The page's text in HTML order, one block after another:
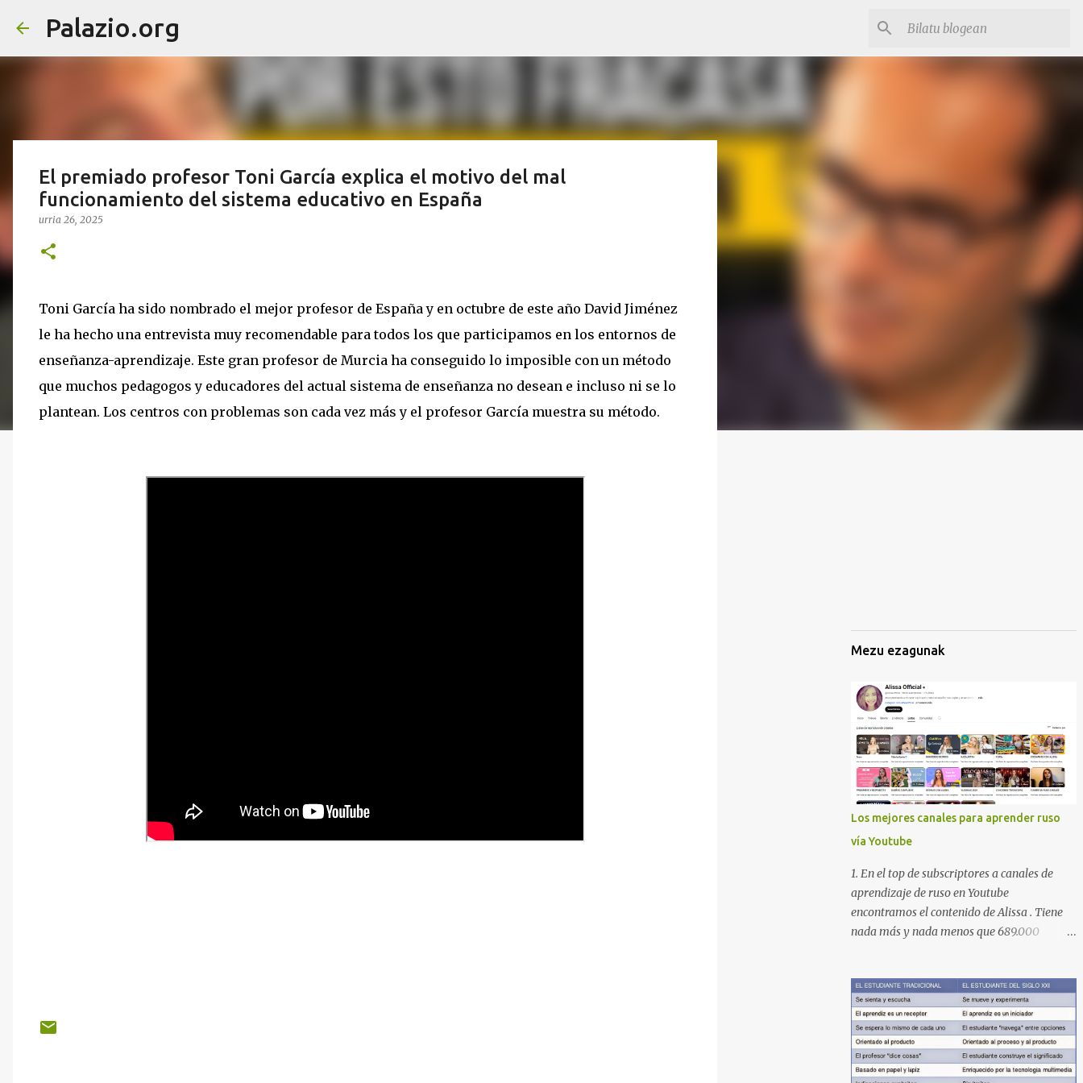
Palazio.org
El premiado profesor Toni García explica el motivo del mal
funcionamiento del sistema educativo en España
urria 26, 2025
Toni García ha sido nombrado el mejor profesor de España y en octubre de este año David Jiménez
le ha hecho una entrevista muy recomendable para todos los que participamos en los entornos de
enseñanza-aprendizaje. Este gran profesor de Murcia ha conseguido lo imposible con un método
que muchos pedagogos y educadores del actual sistema de enseñanza no desean e incluso ni se lo
plantean. Los centros con problemas son cada vez más y el profesor García muestra su método.
Mezu ezagunak
Los mejores canales para aprender ruso
vía Youtube
1. En el top de subscriptores a canales de
aprendizaje de ruso en Youtube
encontramos el contenido de Alissa . Tiene
nada más y nada menos que 689.000
16 carpetas con diferente contenido para
aprender expresiones, cultura, cocina etc.
https://www.youtube.com/@AlissaOfficial/p
laylists 2. Canal de Anastasia G . con
224.000 subscriptores y 97 vídeos en